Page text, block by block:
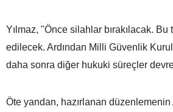
Yılmaz, "Önce silahlar bırakılacak. Bu
edilecek. Ardından Milli Güvenlik
daha sonra diğer hukuki süreçler
Öte yandan, hazırlanan